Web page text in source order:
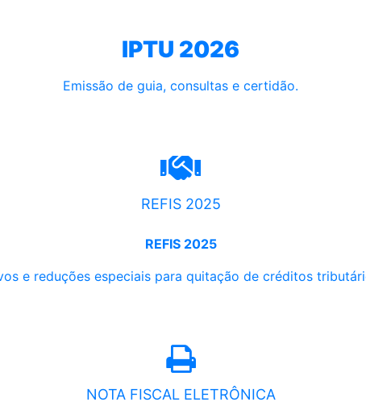
IPTU 2026
Emissão de guia, consultas e certidão.
REFIS 2025
REFIS 2025
e reduções especiais para quitação de créditos
NOTA FISCAL ELETRÔNICA